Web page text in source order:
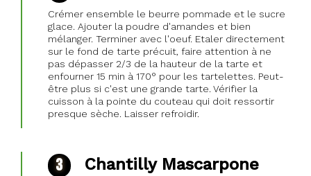
Crémer ensemble le beurre pommade et le sucre
glace. Ajouter la poudre d'amandes et bien
mélanger. Terminer avec l'oeuf. Etaler directement
sur le fond de tarte précuit, faire attention à ne
pas dépasser 2/3 de la hauteur de la tarte et
enfourner 15 min à 170° pour les tartelettes. Peut-
être plus si c'est une grande tarte. Vérifier la
cuisson à la pointe du couteau qui doit ressortir
presque sèche. Laisser refroidir.
Chantilly Mascarpone